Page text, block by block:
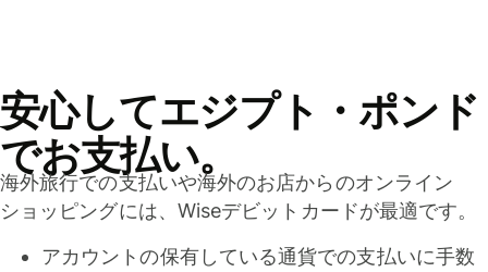
安心してエジプト・ポンド
でお支払い。
海外旅行での支払いや海外のお店からのオンライン
ショッピングには、Wiseデビットカードが最適です。
アカウントの保有している通貨での支払いに手数